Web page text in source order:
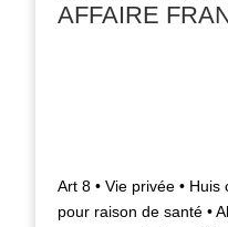
AFFAIRE
Art 8 • Vie privée •
pour raison de santé •